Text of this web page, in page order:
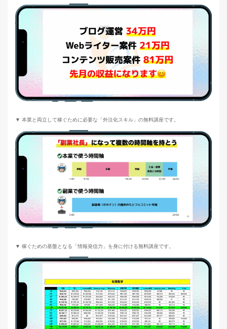
▼ 本業と両立して稼ぐために必要な「外注化スキル」の無料講座です。
▼ 稼ぐための基盤となる「情報発信力」を身に付ける無料講座です。